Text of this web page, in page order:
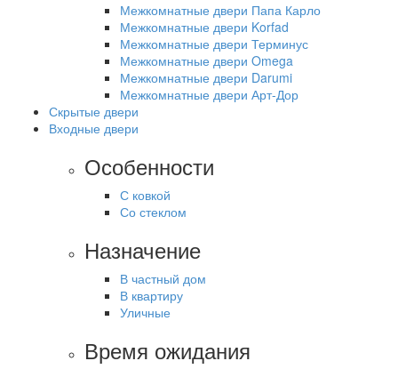
Межкомнатные двери Папа Карло
Межкомнатные двери Korfad
Межкомнатные двери Терминус
Межкомнатные двери Omega
Межкомнатные двери Darumi
Межкомнатные двери Арт-Дор
Скрытые двери
Входные двери
Особенности
С ковкой
Со стеклом
Назначение
В частный дом
В квартиру
Уличные
Время ожидания